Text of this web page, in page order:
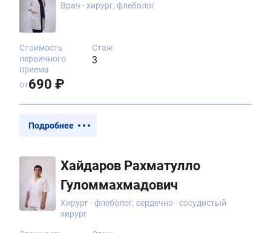
Врач - хирург, флеболог
Стаж
3
Стоимость
первичного
приема
от690 ₽
Подробнее
Хайдаров Рахматулло
Гуломмахмадович
Хирург - флеболог, сердечно - сосудистый
хирург